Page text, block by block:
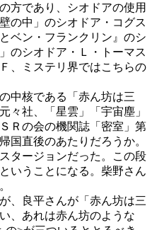
方であり、シオドアの使用
の中」のシオドア・コグス
ベン・フランクリン』のシ
のシオドア・Ｌ・トーマス
、ミステリ界ではこちらの
中核である「赤ん坊は三
々社、「星雲」「宇宙塵」
Ｒの会の機関誌「密室」第
国直後のあたりだろうか。
タージョンだった。この段
いうことになる。柴野さん
、良平さんが「赤ん坊は三
、あれは赤ん坊のような